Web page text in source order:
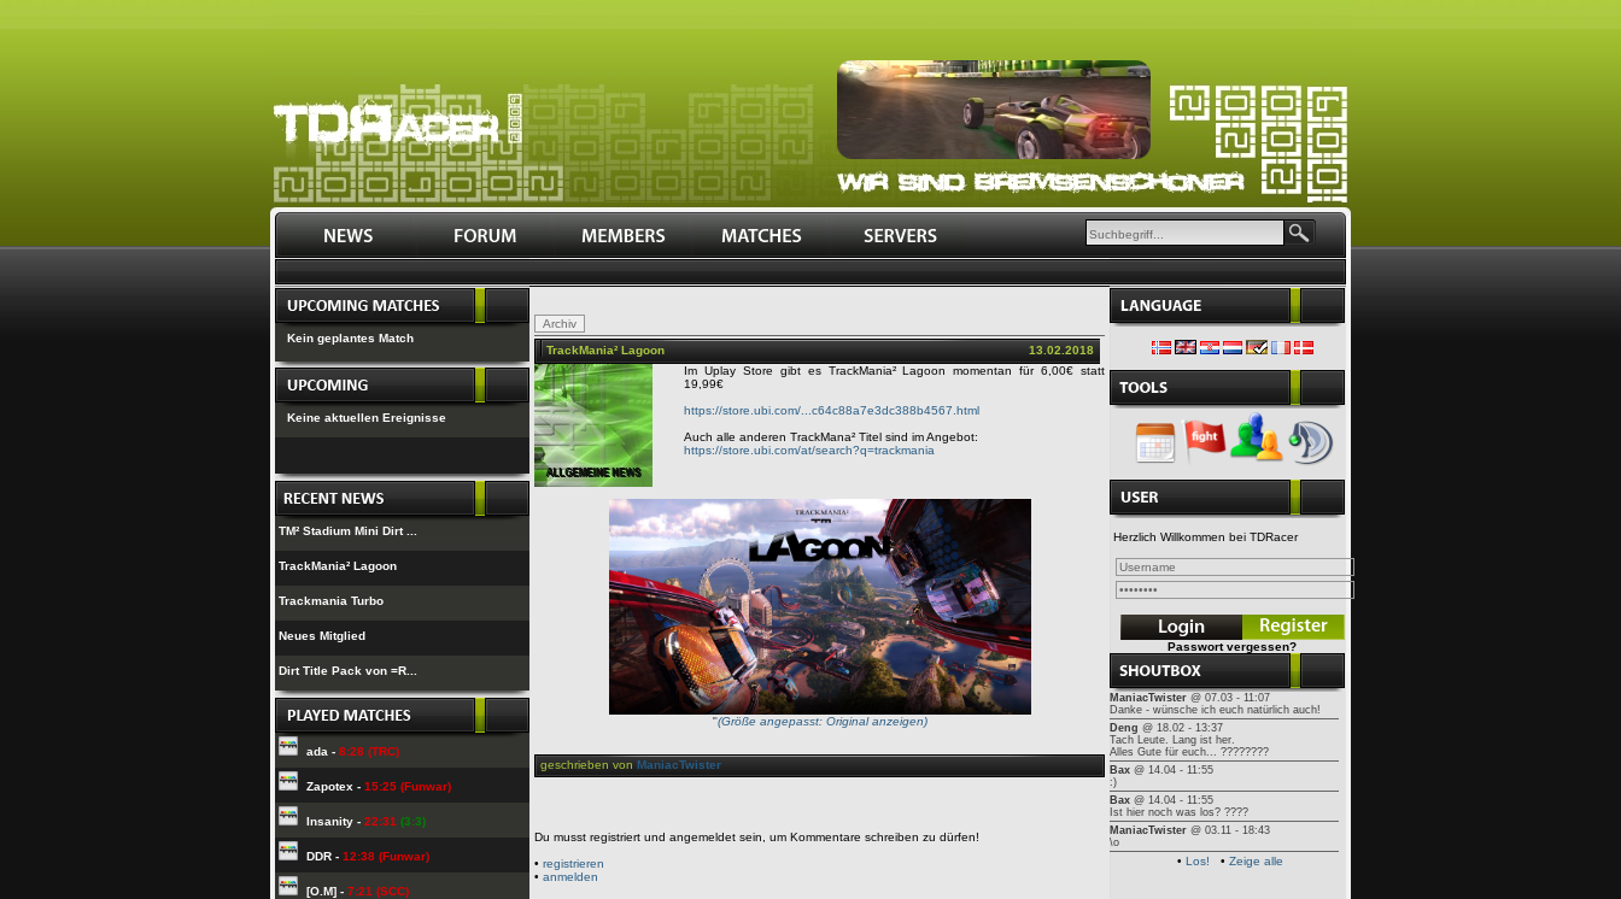
Kein geplantes Match
Keine aktuellen Ereignisse
TM² Stadium Mini Dirt ...
TrackMania² Lagoon
Trackmania Turbo
Neues Mitglied
Dirt Title Pack von =R...
ada - 8:28 (TRC)
Zapotex - 15:25 (Funwar)
Insanity - 22:31 (3:3)
DDR - 12:38 (Funwar)
[O.M] - 7:21 (SCC)
TrackMania² Lagoon
13.02.2018
Im Uplay Store gibt es TrackMania² Lagoon momentan für 6,00€ statt
19,99€
https://store.ubi.com/...c64c88a7e3dc388b4567.html
Auch alle anderen TrackMana² Titel sind im Angebot:
https://store.ubi.com/at/search?q=trackmania
''(Größe angepasst: Original anzeigen)
geschrieben von ManiacTwister
Du musst registriert und angemeldet sein, um Kommentare schreiben zu dürfen!
• registrieren
• anmelden
Herzlich Willkommen bei TDRacer
Passwort vergessen?
ManiacTwister @ 07.03 - 11:07
Danke - wünsche ich euch natürlich auch!
Deng @ 18.02 - 13:37
Tach Leute. Lang ist her.
Alles Gute für euch... ????????
Bax @ 14.04 - 11:55
:)
Bax @ 14.04 - 11:55
Ist hier noch was los? ????
ManiacTwister @ 03.11 - 18:43
\o
• Los! • Zeige alle